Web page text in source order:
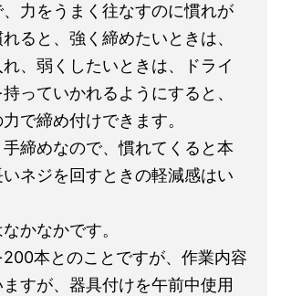
力をうまく往なすのに慣れが
ると、強く締めたいときは、
、弱くしたいときは、ドライ
っていかれるようにすると、
で締め付けできます。
締めなので、慣れてくると本
ネジを回すときの軽減感はい
かなかです。
本とのことですが、作業内容
すが、器具付けを午前中使用